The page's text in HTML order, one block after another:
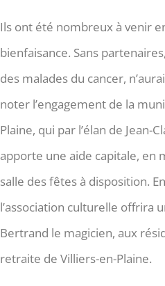
Ils ont été nombreux à venir
bienfaisance. Sans
des malades du cancer,
noter l’engagement de la
Plaine, qui par l’élan de Jean-
apporte une aide capitale, en
salle des fêtes à disposition.
l’association culturelle offrira
Bertrand le magicien, aux
retraite de Villiers-en-Plaine.